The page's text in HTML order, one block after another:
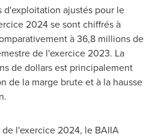
d'exploitation ajustés pour le
2024 se sont chiffrés à
à 36,8 millions de
de l'exercice 2023. La
de dollars est principalement
de la marge brute et à la hausse
l'exercice 2024, le BAIIA